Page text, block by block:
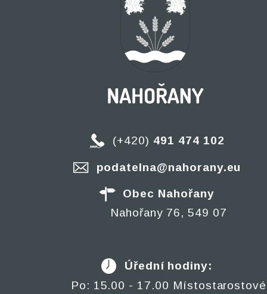
(+420) 491 474 102
podatelna@nahorany.eu
Obec Nahořany
Nahořany 76, 549 07
Úřední hodiny:
Po: 15.00 - 17.00 Místostarostové